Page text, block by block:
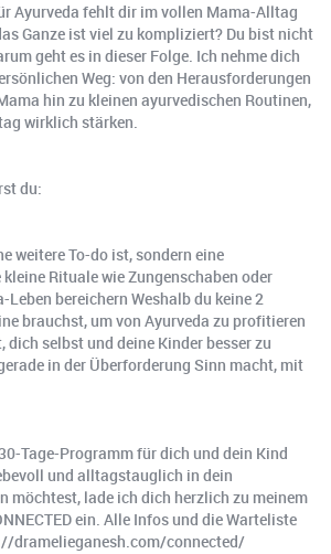
Ayurveda fehlt dir im vollen Mama-Alltag
Ganze ist viel zu kompliziert? Du bist nicht
geht es in dieser Folge. Ich nehme dich
Weg: von den Herausforderungen
hin zu kleinen ayurvedischen Routinen,
wirklich stärken.
du:
weitere To-do ist, sondern eine
Rituale wie Zungenschaben oder
bereichern Weshalb du keine 2
brauchst, um von Ayurveda zu profitieren
dich selbst und deine Kinder besser zu
in der Überforderung Sinn macht, mit
Tage-Programm für dich und dein Kind
und alltagstauglich in dein
möchtest, lade ich dich herzlich zu meinem
ein. Alle Infos und die Warteliste
dramelieganesh.com/connected/